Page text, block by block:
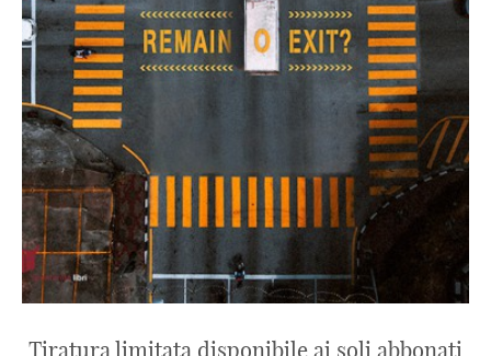
Tiratura limitata disponibile ai soli abbonati